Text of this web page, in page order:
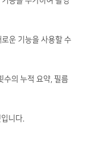
운 기능을 사용할 수
수의 누적 요약, 필름
니다.